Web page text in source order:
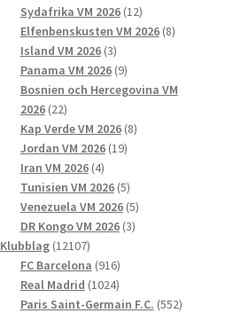
produkter
Sydafrika VM 2026 1212
produkter
Elfenbenskusten VM 2026 88
Island VM 2026 33
produkter
Panama VM 2026 99
produkter
Bosnien och Hercegovina VM
2026 2222
produkter
Kap Verde VM 2026 88
Jordan VM 2026 1919
Iran VM 2026 44
produkter
Tunisien VM 2026 55
produkter
Venezuela VM 2026 55
produkter
DR Kongo VM 2026 33
Klubblag 1210712107
produkter
FC Barcelona 916916
produkter
Real Madrid 10241024
produkter
Paris Saint-Germain F.C. 552552